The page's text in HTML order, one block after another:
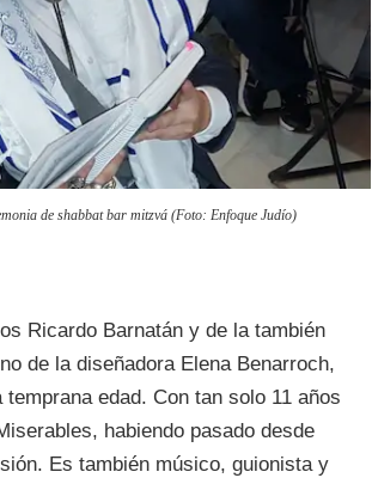
de shabbat bar mitzvá (Foto: Enfoque Judío)
Ricardo Barnatán y de la también
de la diseñadora Elena Benarroch,
edad. Con tan solo 11 años
habiendo pasado desde
Es también músico, guionista y